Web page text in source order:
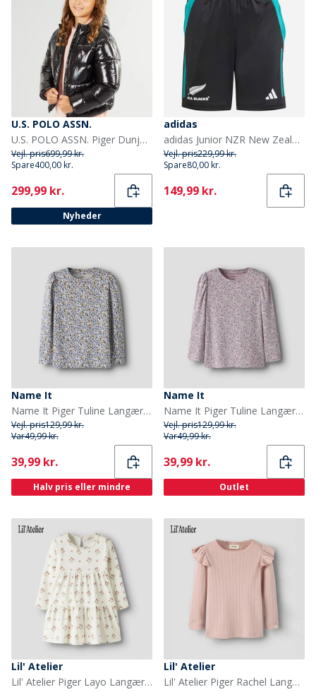
U.S. POLO ASSN.
U.S. POLO ASSN. Piger Dunjakke Sort
Vejl. pris699,99 kr.
Spare400,00 kr.
Current
299,99 kr.
Nyheder
adidas
adidas Junior NZR New Zealand All Blacks Træningsshorts All Black/Pure Teal
Vejl. pris229,99 kr.
Spare80,00 kr.
Current
149,99 kr.
Name It
Name It Piger Tuline Langærmet Bluse Lilac Marble
Vejl. pris129,99 kr.
Var49,99 kr.
Current
39,99 kr.
Halv pris eller mindre
Name It
Name It Piger Tuline Langærmet Bluse Dawn Pink
Vejl. pris129,99 kr.
Var49,99 kr.
Current
39,99 kr.
Outlet
Lil' Atelier
Lil' Atelier Piger Layo Langærmet Kjole Coconut Milk
Lil' Atelier
Lil' Atelier Piger Rachel Langærmet Bluse Misty Rose